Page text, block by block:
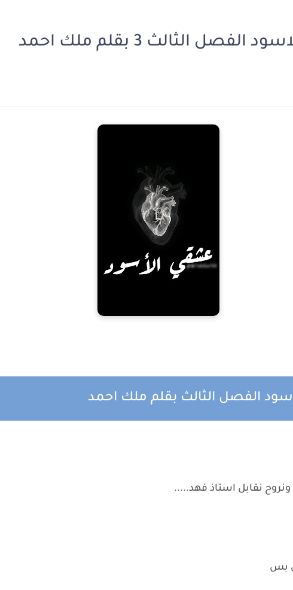
الثالث 3 بقلم ملك احمد
الفصل الثالث بقلم ملك احمد
نقابل استاذ فهد.....
بس